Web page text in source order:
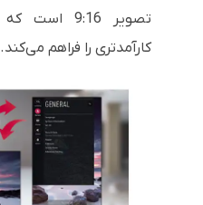
تصویر 9:16
کارآمدتری را فراهم می‌کند.